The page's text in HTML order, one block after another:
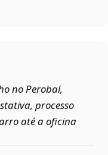
no Perobal,
processo
até a oficina